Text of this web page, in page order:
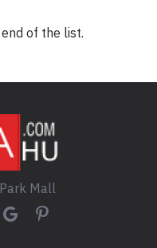
of the list.
Mall